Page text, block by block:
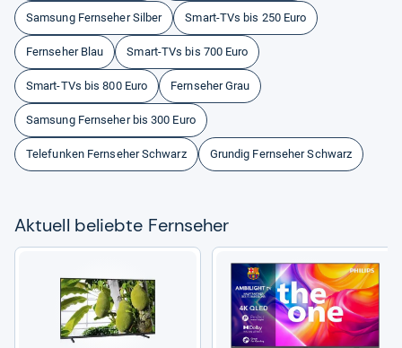
Samsung Fernseher Silber Smart-TVs bis 250 Euro
Fernseher Blau Smart-TVs bis 700 Euro
Smart-TVs bis 800 Euro Fernseher Grau
Samsung Fernseher bis 300 Euro
Telefunken Fernseher Schwarz Grundig Fernseher Schwarz
Aktu­ell beliebte Fern­se­her